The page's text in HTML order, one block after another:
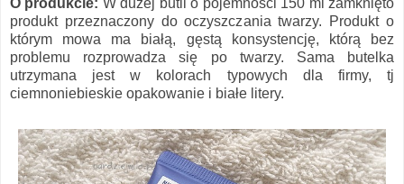
O produkcie: W dużej butli o pojemności 150 ml zamknięto
produkt przeznaczony do oczyszczania twarzy. Produkt o
którym mowa ma białą, gęstą konsystencję, którą bez
problemu rozprowadza się po twarzy. Sama butelka
utrzymana jest w kolorach typowych dla firmy, tj
ciemnoniebieskie opakowanie i białe litery.